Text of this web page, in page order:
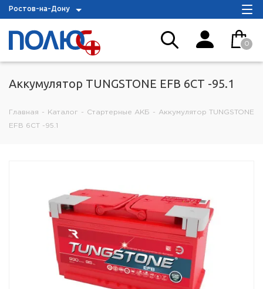
Ростов-на-Дону
0
Аккумулятор TUNGSTONE EFB 6СТ -95.1
Главная - Каталог - Стартерные АКБ - Аккумулятор TUNGSTONE
EFB 6СТ -95.1